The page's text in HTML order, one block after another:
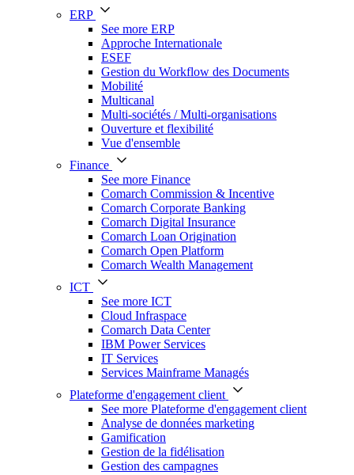
ERP
See more ERP
Approche Internationale
ESEF
Gestion du Workflow des Documents
Mobilité
Multicanal
Multi-sociétés / Multi-organisations
Ouverture et flexibilité
Vue d'ensemble
Finance
See more Finance
Comarch Commission & Incentive
Comarch Corporate Banking
Comarch Digital Insurance
Comarch Loan Origination
Comarch Open Platform
Comarch Wealth Management
ICT
See more ICT
Cloud Infraspace
Comarch Data Center
IBM Power Services
IT Services
Services Mainframe Managés
Plateforme d'engagement client
See more Plateforme d'engagement client
Analyse de données marketing
Gamification
Gestion de la fidélisation
Gestion des campagnes